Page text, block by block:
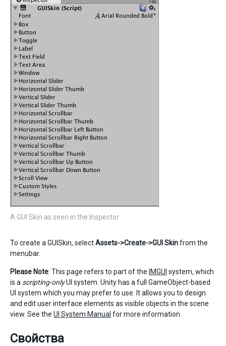
A GUI Skin as seen in the Inspector
To create a GUISkin, selectAssets->Create->GUI Skinfrom the
menubar.
Please Note: This page refers to part of the IMGUI system, which
is a scripting-onlyUI system. Unity has a full GameObject-based
UI system which you may prefer to use. It allows you to design
and edit user interface elements as visible objects in the scene
view. See the UI System Manual for more information.
Свойства